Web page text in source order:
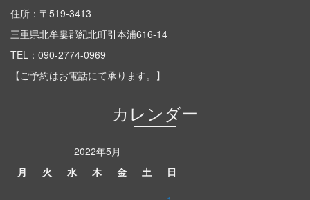
住所：〒519-3413
三重県北牟婁郡紀北町引本浦616-14
TEL： 090-2774-0969
【ご予約はお電話にて承ります。】
カレンダー
2022年5月
月
火 水 木 金 土
日